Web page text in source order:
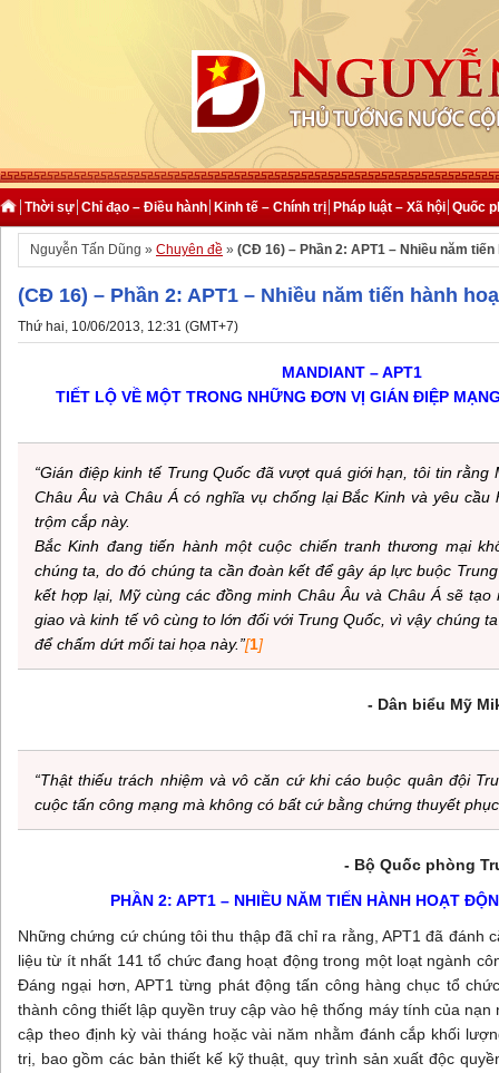
Thời sự Chỉ đạo – Điều hành Kinh tế – Chính trị Pháp luật – Xã hội Quốc
Nguyễn Tấn Dũng » Chuyên đề » (CĐ 16) – Phần 2: APT1 – Nhiều năm
(CĐ 16) – Phần 2: APT1 – Nhiều năm tiến hành
Thứ hai, 10/06/2013, 12:31 (GMT+7)
MANDIANT – APT1
TIẾT LỘ VỀ MỘT TRONG NHỮNG ĐƠN VỊ GIÁN ĐIỆP
“Gián điệp kinh tế Trung Quốc đã vượt quá giới hạn, tôi tin rằng
Châu Âu và Châu Á có nghĩa vụ chống lại Bắc Kinh và yêu
trộm cắp này.
Bắc Kinh đang tiến hành một cuộc chiến tranh thương mại
chúng ta, do đó chúng ta cần đoàn kết để gây áp lực buộc
kết hợp lại, Mỹ cùng các đồng minh Châu Âu và Châu Á sẽ
giao và kinh tế vô cùng to lớn đối với Trung Quốc, vì vậy chúng
để chấm dứt mối tai họa này.”[1]
- Dân biểu Mỹ
“Thật thiếu trách nhiệm và vô căn cứ khi cáo buộc quân đội
cuộc tấn công mạng mà không có bất cứ bằng chứng thuyết
- Bộ Quốc phòng
PHẦN 2: APT1 – NHIỀU NĂM TIẾN HÀNH HOẠT
Những chứng cứ chúng tôi thu thập đã chỉ ra rằng, APT1 đã đánh
liệu từ ít nhất 141 tổ chức đang hoạt động trong một loạt ngành
Đáng ngại hơn, APT1 từng phát động tấn công hàng chục tổ
thành công thiết lập quyền truy cập vào hệ thống máy tính của nạn
cập theo định kỳ vài tháng hoặc vài năm nhằm đánh cắp khối
trị, bao gồm các bản thiết kế kỹ thuật, quy trình sản xuất độc